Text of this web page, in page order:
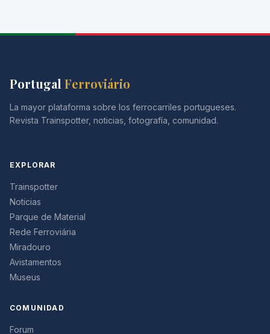
Portugal Ferroviário
La mayor plataforma sobre los ferrocarriles portugueses.
Revista Trainspotter, noticias, fotografía, comunidad.
EXPLORAR
Trainspotter
Noticias
Parque de Material
Rede Ferroviária
Miradouro
Avistamentos
Museus
COMUNIDAD
Forum